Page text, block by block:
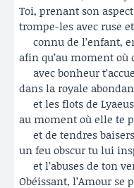
Toi, prenant son
trompe-les avec ruse
connu de l’enfant,
afin qu’au moment où
avec bonheur
dans la royale
et les flots de
au moment où elle te
et de tendres
un feu obscur tu lui
et l’abuses de ton
Obéissant, l’Amour se